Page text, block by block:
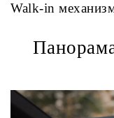
Walk-in